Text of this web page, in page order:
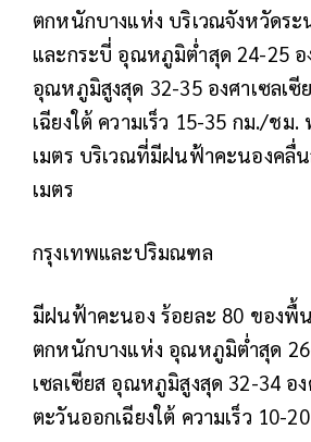
ตกหนักบางแห่ง บริเวณจังหวัดระ
และกระบี่ อุณหภูมิต่ำสุด 24-25 อ
อุณหภูมิสูงสุด 32-35 องศาเซลเซี
เฉียงใต้ ความเร็ว 15-35 กม./ชม
เมตร บริเวณที่มีฝนฟ้าคะนองคลื่น
เมตร
กรุงเทพและปริมณฑล
มีฝนฟ้าคะนอง ร้อยละ 80 ของพื้
ตกหนักบางแห่ง อุณหภูมิต่ำสุด
เซลเซียส อุณหภูมิสูงสุด 32-34 อง
ตะวันออกเฉียงใต้ ความเร็ว 10-